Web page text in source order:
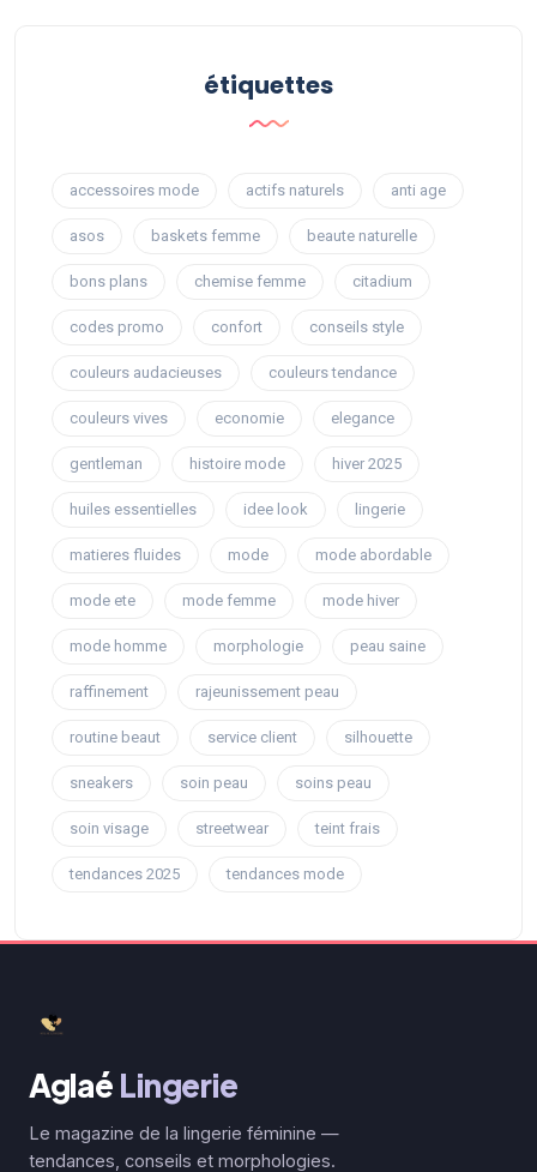
étiquettes
accessoires mode actifs naturels anti age
asos baskets femme beaute naturelle
bons plans chemise femme citadium
codes promo confort conseils style
couleurs audacieuses couleurs tendance
couleurs vives economie elegance
gentleman histoire mode hiver 2025
huiles essentielles idee look lingerie
matieres fluides mode mode abordable
mode ete mode femme mode hiver
mode homme morphologie peau saine
raffinement rajeunissement peau
routine beaut service client silhouette
sneakers soin peau soins peau
soin visage streetwear teint frais
tendances 2025 tendances mode
Aglaé Lingerie
Le magazine de la lingerie féminine —
tendances, conseils et morphologies.